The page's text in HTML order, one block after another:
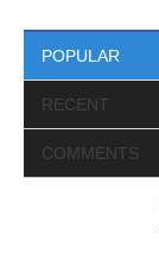
POPULAR
RECENT
COMMENTS